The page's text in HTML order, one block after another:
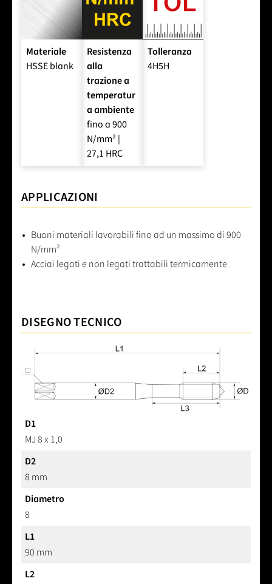
Materiale
HSSE blank
Resistenza
alla
trazione a
temperatur
a ambiente
fino a 900
N/mm² |
27,1 HRC
Tolleranza
4H5H
APPLICAZIONI
Buoni materiali lavorabili fino ad un massimo di 900
N/mm²
Acciai legati e non legati trattabili termicamente
DISEGNO TECNICO
D1
MJ 8 x 1,0
D2
8 mm
Diametro
8
L1
90 mm
L2